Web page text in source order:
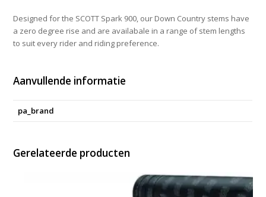
Designed for the SCOTT Spark 900, our Down Country stems have
a zero degree rise and are availabale in a range of stem lengths
to suit every rider and riding preference.
Aanvullende informatie
pa_brand
Gerelateerde producten